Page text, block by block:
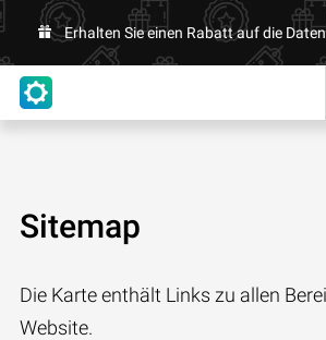
Erhalten Sie einen Rabatt auf die
Sitemap
Die Karte enthält Links zu allen
Website.